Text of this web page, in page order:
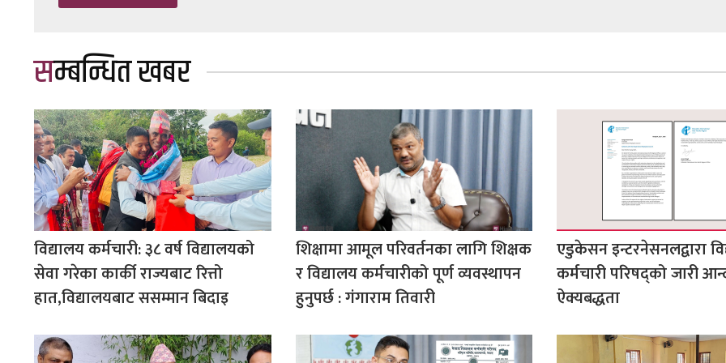
सम्बन्धित खबर
विद्यालय कर्मचारी: ३८ वर्ष विद्यालयको
सेवा गरेका कार्की राज्यबाट रित्तो
हात,विद्यालयबाट ससम्मान बिदाइ
शिक्षामा आमूल परिवर्तनका लागि शिक्षक
र विद्यालय कर्मचारीको पूर्ण व्यवस्थापन
हुनुपर्छ : गंगाराम तिवारी
एडुकेसन इन्टरनेसनलद्वारा
कर्मचारी परिषद्को जारी
ऐक्यबद्धता